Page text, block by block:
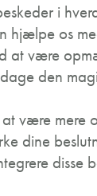
i
hjælpe os
at være
den
være mere
dine